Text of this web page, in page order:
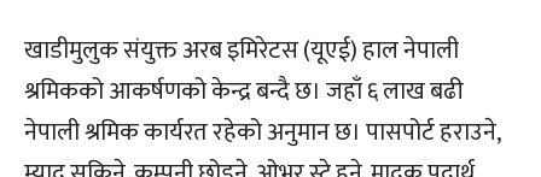
खाडीमुलुक संयुक्त अरब इमिरेटस (यूएई) हाल नेपाली
श्रमिकको आकर्षणको केन्द्र बन्दै छ। जहाँ ६ लाख बढी
नेपाली श्रमिक कार्यरत रहेको अनुमान छ। पासपोर्ट हराउने,